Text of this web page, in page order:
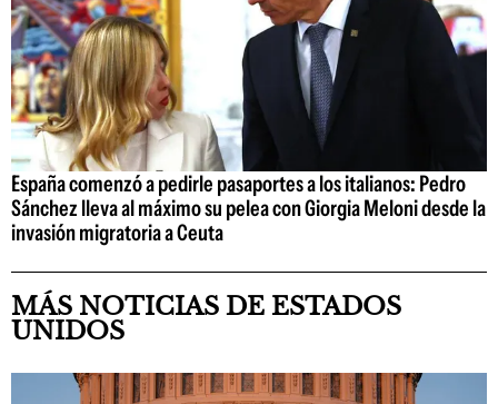
España comenzó a pedirle pasaportes a los italianos: Pedro
Sánchez lleva al máximo su pelea con Giorgia Meloni desde la
invasión migratoria a Ceuta
MÁS NOTICIAS DE ESTADOS
UNIDOS